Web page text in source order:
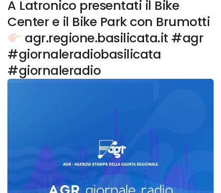
A Latronico presentati il Bike
Center e il Bike Park con Brumotti
agr.regione.basilicata.it #agr
#giornaleradiobasilicata
#giornaleradio